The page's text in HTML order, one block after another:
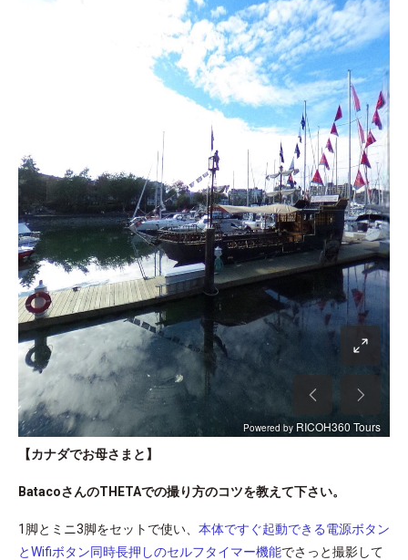
【カナダでお母さまと】
BatacoさんのTHETAでの撮り方のコツを教えて下さい。
1脚とミニ3脚をセットで使い、 本体ですぐ起動できる電源ボタン
とWifiボタン同時長押しのセルフタイマー機能でさっと撮影して